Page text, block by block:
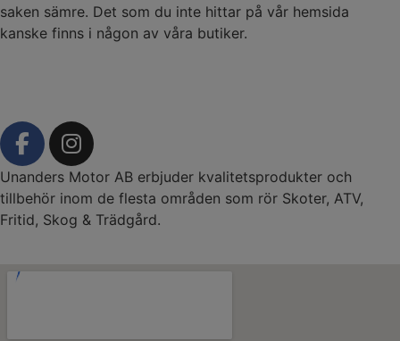
saken sämre. Det som du inte hittar på vår hemsida
kanske finns i någon av våra butiker.
Unanders Motor AB erbjuder kvalitetsprodukter och
tillbehör inom de flesta områden som rör Skoter, ATV,
Fritid, Skog & Trädgård.